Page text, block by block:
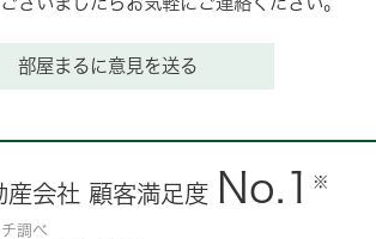
部屋まるに意見を送る
産会社 顧客満足度 No.1 ※
調べ